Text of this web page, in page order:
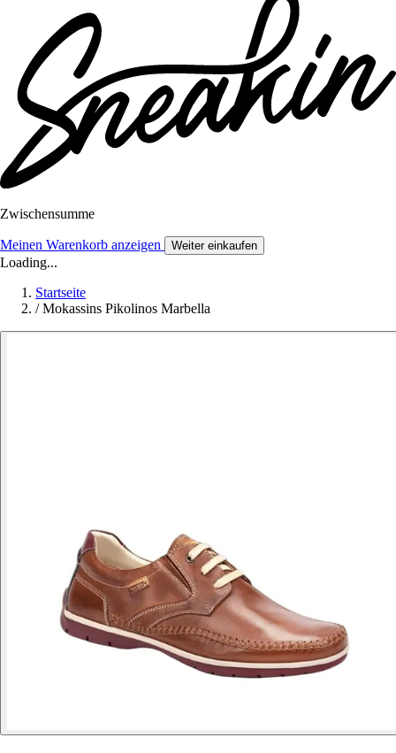
Zwischensumme
Meinen Warenkorb anzeigen Weiter einkaufen
Loading...
Startseite
/ Mokassins Pikolinos Marbella